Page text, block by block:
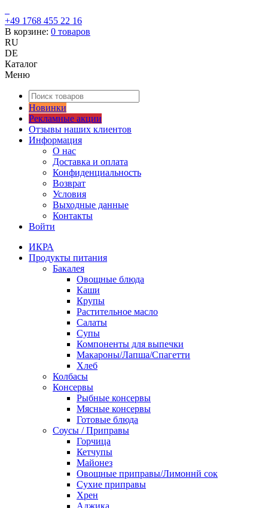
+49 1768 455 22 16
В корзине: 0 товаров
RU
DE
Каталог
Меню
Новинки
Рекламные акции
Отзывы наших клиентов
Информация
О нас
Доставка и оплата
Конфиденциальность
Возврат
Условия
Выходные данные
Контакты
Войти
ИКРА
Продукты питания
Бакалея
Овощные блюда
Каши
Крупы
Растительное масло
Салаты
Супы
Компоненты для выпечки
Макароны/Лапша/Спагетти
Хлеб
Колбасы
Консервы
Рыбные консервы
Мясные консервы
Готовые блюда
Соусы / Приправы
Горчица
Кетчупы
Майонез
Овощные приправы/Лимоннй сок
Сухие приправы
Хрен
Аджика